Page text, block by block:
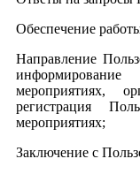
Обеспечение
Направление
мероприятиях,
регистрация
мероприятиях;
Заключение с